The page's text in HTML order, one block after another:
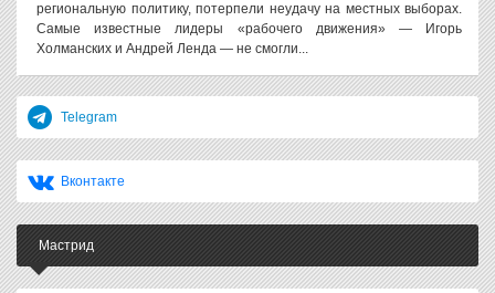
региональную политику, потерпели неудачу на местных выборах.
Самые известные лидеры «рабочего движения» — Игорь
Холманских и Андрей Ленда — не смогли...
Telegram
Вконтакте
Мастрид